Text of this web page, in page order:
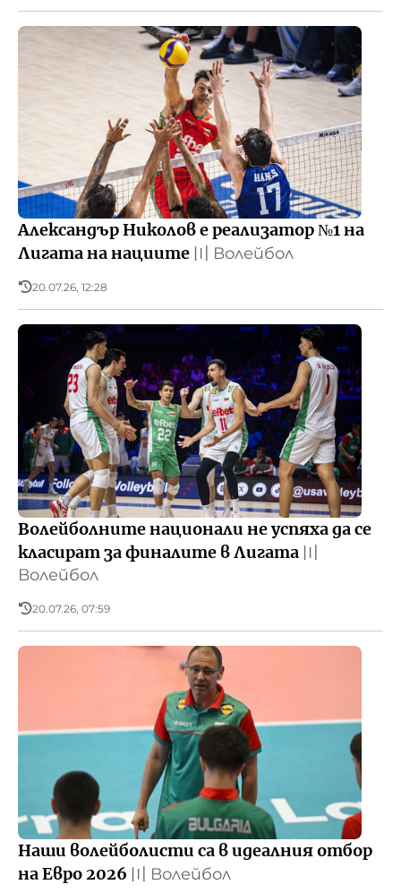
Александър Николов е реализатор №1 на
Лигата на нациите 〣 Волейбол
20.07.26, 12:28
Волейболните национали не успяха да се
класират за финалите в Лигата 〣
Волейбол
20.07.26, 07:59
Наши волейболисти са в идеалния отбор
на Евро 2026 〣 Волейбол